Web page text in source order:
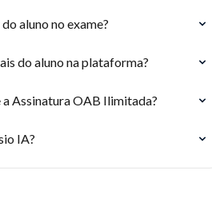
aluno no exame?
do aluno na plataforma?
Assinatura OAB Ilimitada?
IA?